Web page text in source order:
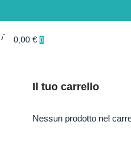
Account
0,00 € 0
Il tuo carrello
Nessun prodotto nel